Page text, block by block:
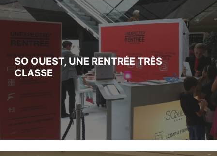
SO OUEST, UNE RENTRÉE TRÈS
CLASSE